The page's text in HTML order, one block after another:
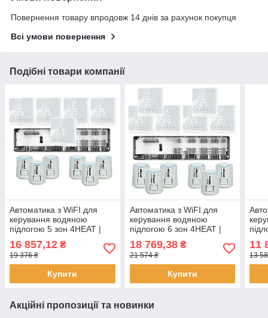
Повернення товару впродовж 14 днів за рахунок покупця
Всі умови повернення
Подібні товари компанії
Автоматика з WiFI для
керування водяною
підлогою 5 зон 4HEAT |
шт.) + Привод ATR (6 шт.)
16 857,12 ₴
19 376 ₴
Купити
Автоматика з WiFI для
керування водяною
підлогою 6 зон 4HEAT |
шт.) + Привод ATR (6 шт.)
18 769,38₴
21 574 ₴
Купити
шт.)
11
13
Акційні пропозиції та новинки